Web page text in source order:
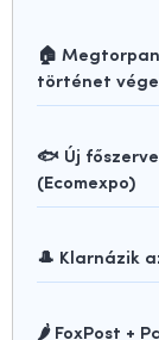
🏠
történet
🐟 Új
(Ecomexpo)
🎩 Klarnázik
🌶️ FoxPost +